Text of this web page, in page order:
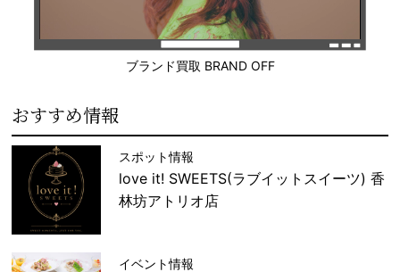
ブランド買取 BRAND OFF
おすすめ情報
スポット情報
love it! SWEETS(ラブイットスイーツ) 香
林坊アトリオ店
イベント情報